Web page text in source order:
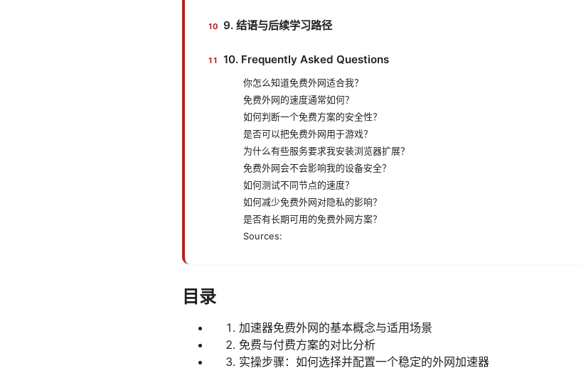
9. 结语与后续学习路径
10. Frequently Asked Questions
你怎么知道免费外网适合我？
免费外网的速度通常如何？
如何判断一个免费方案的安全性？
是否可以把免费外网用于游戏？
为什么有些服务要求我安装浏览器扩展？
免费外网会不会影响我的设备安全？
如何测试不同节点的速度？
如何减少免费外网对隐私的影响？
是否有长期可用的免费外网方案？
Sources:
目录
加速器免费外网的基本概念与适用场景
免费与付费方案的对比分析
实操步骤：如何选择并配置一个稳定的外网加速器